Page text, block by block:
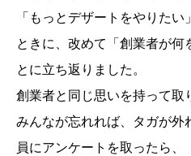
「もっとデザートをやりた
ときに、改めて「創業者が何
とに立ち返りました。
創業者と同じ思いを持って取
みんなが忘れれば、タガが外
員にアンケートを取ったら